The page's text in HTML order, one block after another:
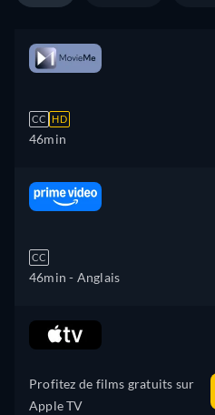
CC HD
46min
CC
46min - Anglais
Profitez de films gratuits sur
Apple TV